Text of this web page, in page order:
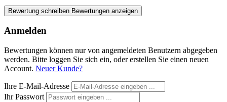
Bewertung schreiben Bewertungen anzeigen
Anmelden
Bewertungen können nur von angemeldeten Benutzern abgegeben
werden. Bitte loggen Sie sich ein, oder erstellen Sie einen neuen
Account. Neuer Kunde?
Ihre E-Mail-Adresse
Ihr Passwort